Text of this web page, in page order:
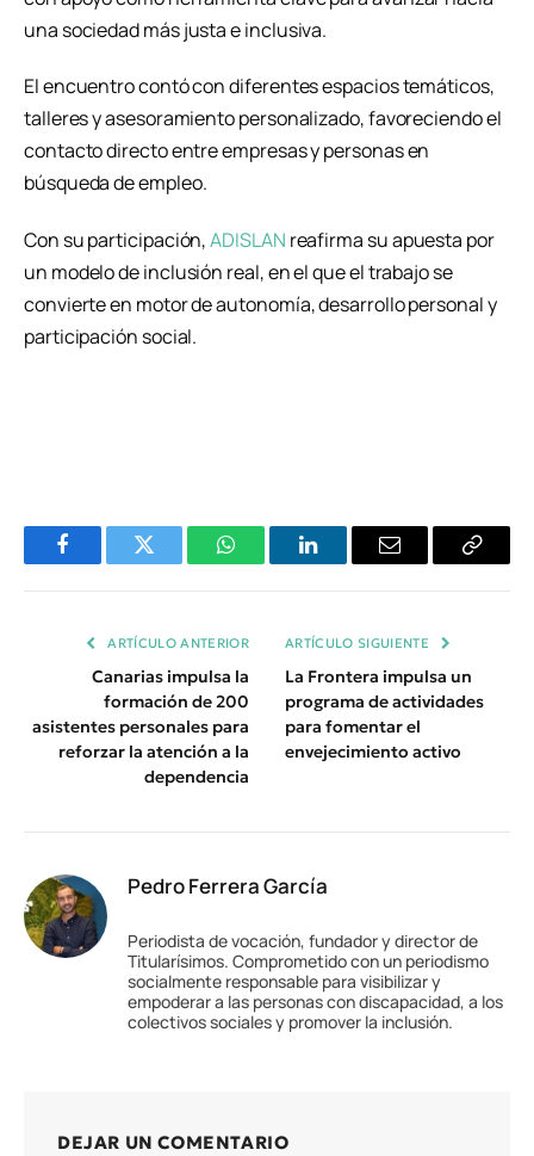
una sociedad más justa e inclusiva.
El encuentro contó con diferentes espacios temáticos,
talleres y asesoramiento personalizado, favoreciendo el
contacto directo entre empresas y personas en
búsqueda de empleo.
Con su participación,ADISLAN reafirma su apuesta por
un modelo de inclusión real, en el que el trabajo se
convierte en motor de autonomía, desarrollo personal y
participación social.
FacebookTwitter WhatsAppLinkedInEmail
Copiar
ARTÍCULO ANTERIOR
Canarias impulsa la
formación de 200
asistentes personales para
reforzar la atención a la
dependencia
ARTÍCULO SIGUIENTE
La Frontera impulsa un
programa de actividades
para fomentar el
envejecimiento activo
Pedro Ferrera García
Periodista de vocación, fundador y director de
Titularísimos. Comprometido con un periodismo
socialmente responsable para visibilizar y
empoderar a las personas con discapacidad, a los
colectivos sociales y promover la inclusión.
DEJAR UN COMENTARIO